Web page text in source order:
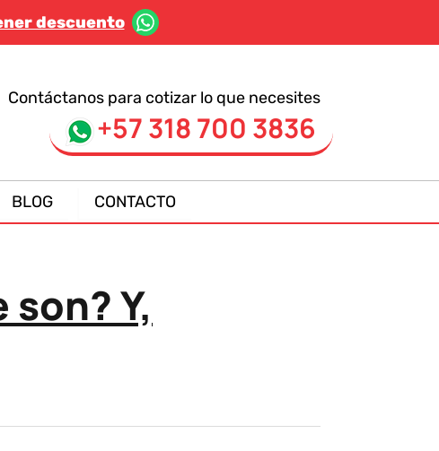
descuento
Contáctanos para cotizar lo que necesites
+57 318 700 3836
BLOG CONTACTO
Y,